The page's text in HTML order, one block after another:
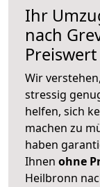
Ihr
nach
Preiswert
Wir
stressig
helfen, sich
machen zu
haben
Ihnen ohne
Heilbronn